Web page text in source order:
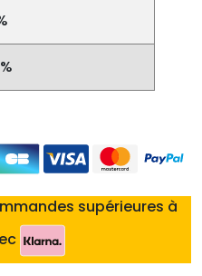
supérieures à